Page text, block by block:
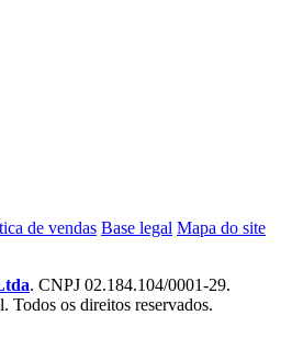
de vendas Base legal Mapa do site
. CNPJ 02.184.104/0001-29.
os direitos reservados.